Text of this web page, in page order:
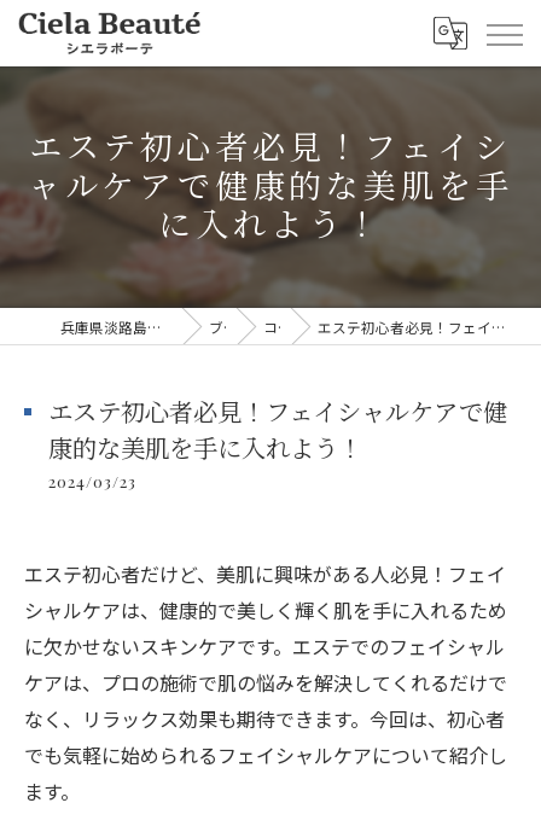
エステ初心者必見！フェイシ
ャルケアで健康的な美肌を手
に入れよう！
兵庫県淡路島のエステならシエラボーテ ブログ コラム エステ初心者必見！フェイシャルケアで健康的な美肌を手に入れよう！
エステ初心者必見！フェイシャルケアで健
康的な美肌を手に入れよう！
2024/03/23
エステ初心者だけど、美肌に興味がある人必見！フェイ
シャルケアは、健康的で美しく輝く肌を手に入れるため
に欠かせないスキンケアです。エステでのフェイシャル
ケアは、プロの施術で肌の悩みを解決してくれるだけで
なく、リラックス効果も期待できます。今回は、初心者
でも気軽に始められるフェイシャルケアについて紹介し
ます。